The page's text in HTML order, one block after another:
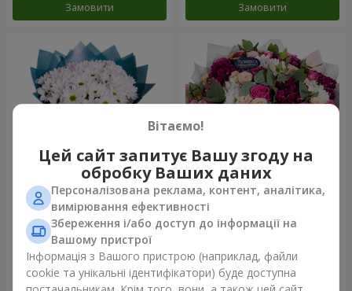
Замовити Замовити
Букет "Яскраві сонечка!"
2 730 грн
Замовити
Букет "Все для тебе ...!"
Замовити
Вітаємо!
Цей сайт запитує Вашу згоду на
обробку Ваших даних
Персоналізована реклама, контент, аналітика,
вимірювання ефективності
Збереження і/або доступ до інформації на
Вашому пристрої
Інформація з Вашого пристрою (наприклад, файли
cookie та унікальні ідентифікатори) буде доступна